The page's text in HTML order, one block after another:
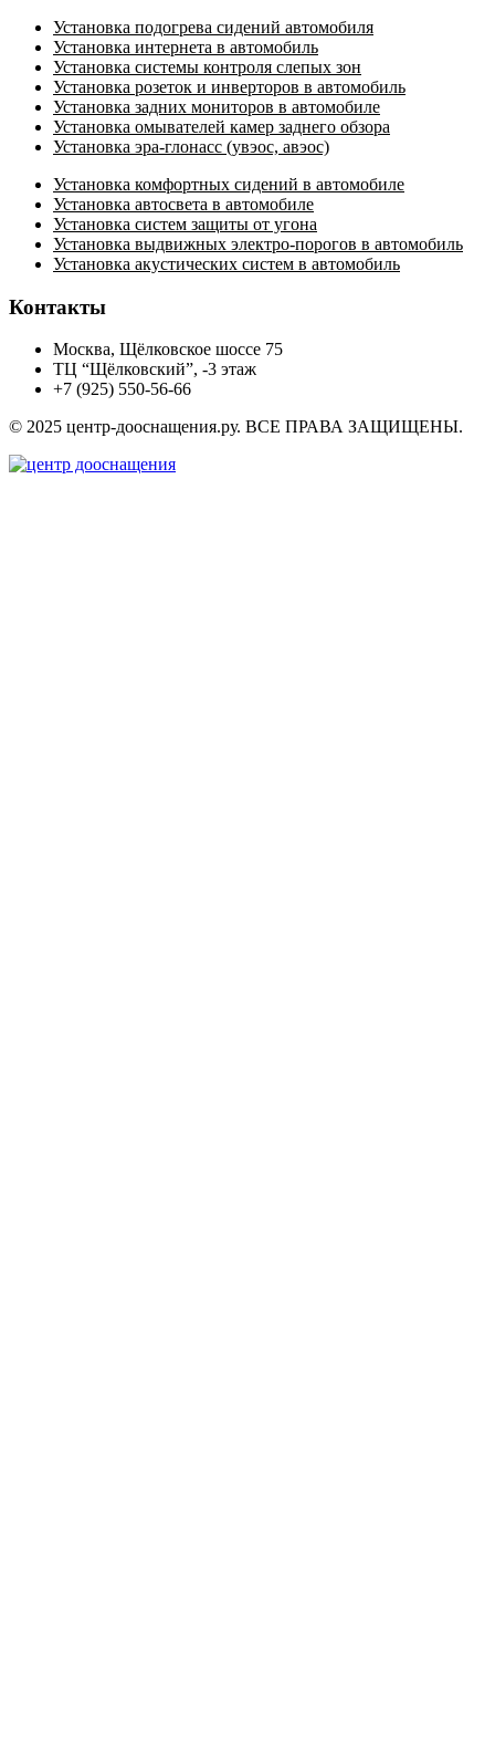
Установка подогрева сидений автомобиля
Установка интернета в автомобиль
Установка системы контроля слепых зон
Установка розеток и инверторов в автомобиль
Установка задних мониторов в автомобиле
Установка омывателей камер заднего обзора
Установка эра-глонасс (увэос, авэос)
Установка комфортных сидений в автомобиле
Установка автосвета в автомобиле
Установка систем защиты от угона
Установка выдвижных электро-порогов в автомобиль
Установка акустических систем в автомобиль
Контакты
Москва, Щёлковское шоссе 75
ТЦ “Щёлковский”, -3 этаж
+7 (925) 550-56-66
© 2025 центр-дооснащения.ру. ВСЕ ПРАВА ЗАЩИЩЕНЫ.